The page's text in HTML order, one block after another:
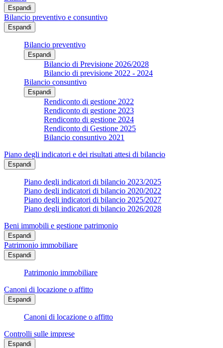
Espandi
Bilancio preventivo e consuntivo
Espandi
Bilancio preventivo
Espandi
Bilancio di Previsione 2026/2028
Bilancio di previsione 2022 - 2024
Bilancio consuntivo
Espandi
Rendiconto di gestione 2022
Rendiconto di gestione 2023
Rendiconto di gestione 2024
Rendiconto di Gestione 2025
Bilancio consuntivo 2021
Piano degli indicatori e dei risultati attesi di bilancio
Espandi
Piano degli indicatori di bilancio 2023/2025
Piano degli indicatori di bilancio 2020/2022
Piano degli indicatori di bilancio 2025/2027
Piano degli indicatori di bilancio 2026/2028
Beni immobili e gestione patrimonio
Espandi
Patrimonio immobiliare
Espandi
Patrimonio immobiliare
Canoni di locazione o affitto
Espandi
Canoni di locazione o affitto
Controlli sulle imprese
Espandi